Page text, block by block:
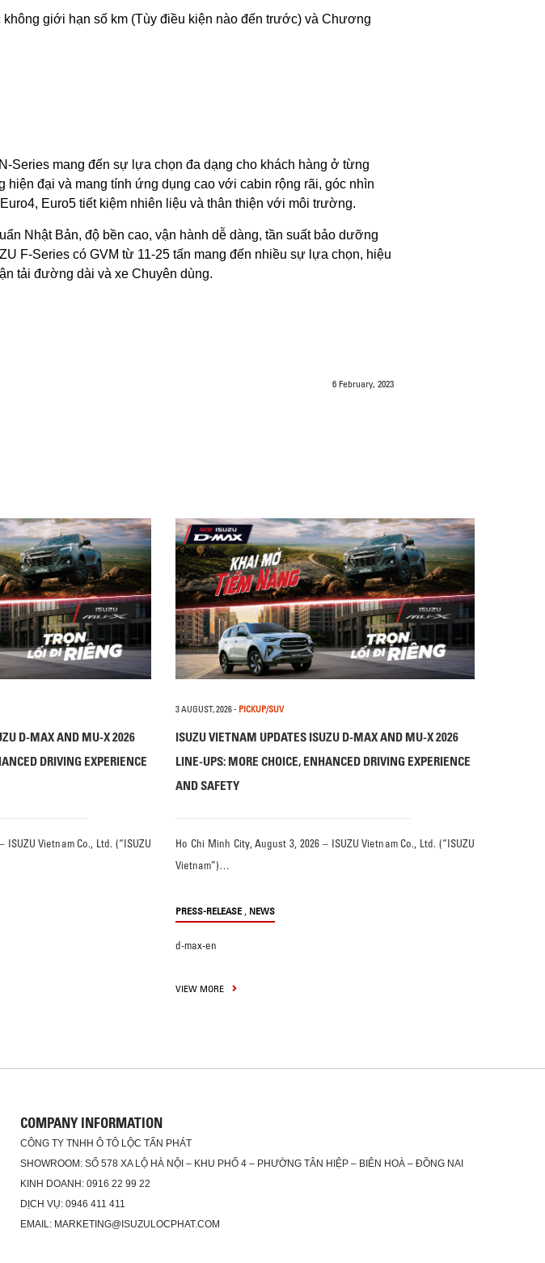
giới hạn số km (Tùy điều kiện nào đến trước) và Chương
Series mang đến sự lựa chọn đa dạng cho khách hàng ở từng
đại và mang tính ứng dụng cao với cabin rộng rãi, góc nhìn
Euro5 tiết kiệm nhiên liệu và thân thiện với môi trường.
Nhật Bản, độ bền cao, vận hành dễ dàng, tần suất bảo dưỡng
F-Series có GVM từ 11-25 tấn mang đến nhiều sự lựa chọn, hiệu
tải đường dài và xe Chuyên dùng.
6 February, 2023
D-MAX AND MU-X 2026
DRIVING EXPERIENCE
Vietnam Co., Ltd. (“ISUZU
3 AUGUST, 2026- PICKUP/SUV
ISUZU VIETNAM UPDATES ISUZU D-MAX AND MU-X 2026
LINE-UPS: MORE CHOICE, ENHANCED DRIVING EXPERIENCE
AND SAFETY
Ho Chi Minh City, August 3, 2026 – ISUZU Vietnam Co., Ltd. (“ISUZU
Vietnam”)…
PRESS-RELEASE , NEWS
d-max-en
VIEW MORE
COMPANY INFORMATION
CÔNG TY TNHH Ô TÔ LỘC TẤN PHÁT
SHOWROOM: SỐ 578 XA LỘ HÀ NỘI – KHU PHỐ 4 – PHƯỜNG TÂN HIỆP – BIÊN HOÀ – ĐỒNG NAI
KINH DOANH: 0916 22 99 22
DỊCH VỤ: 0946 411 411
EMAIL: MARKETING@ISUZULOCPHAT.COM